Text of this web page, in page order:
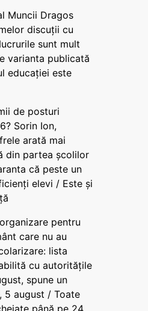
Muncii Dragos
discuții cu
sunt mult
varianta publicată
educației este
de posturi
Sorin Ion,
arată mai
din partea școlilor
că peste un
elevi / Este și
pentru
care nu au
lista
cu autoritățile
spune un
5 august / Toate
până pe 24